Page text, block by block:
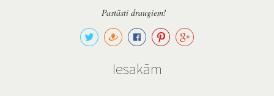
Pastāsti draugiem!
Iesakām